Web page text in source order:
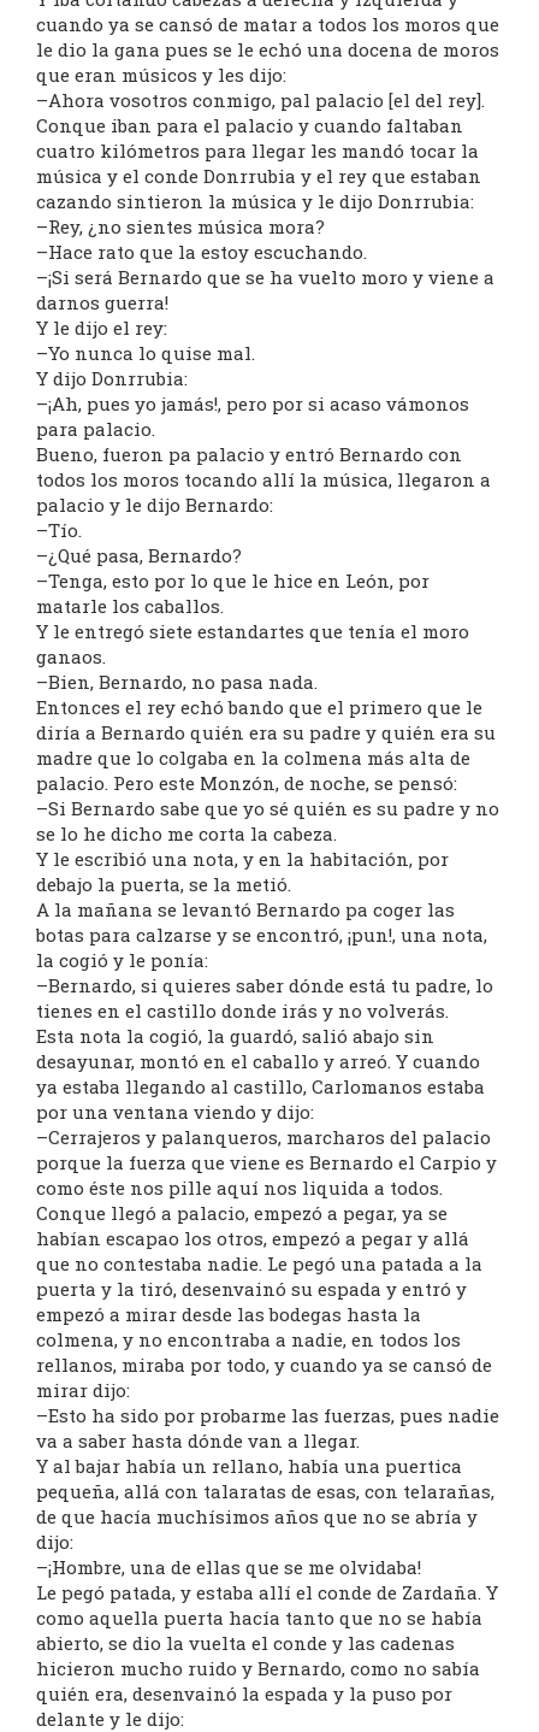
cuando ya se cansó de matar a todos los moros que
le dio la gana pues se le echó una docena de moros
que eran músicos y les dijo:
–Ahora vosotros conmigo, pal palacio [el del rey].
Conque iban para el palacio y cuando faltaban
cuatro kilómetros para llegar les mandó tocar la
música y el conde Donrrubia y el rey que estaban
cazando sintieron la música y le dijo Donrrubia:
–Rey, ¿no sientes música mora?
–Hace rato que la estoy escuchando.
–¡Si será Bernardo que se ha vuelto moro y viene a
darnos guerra!
Y le dijo el rey:
–Yo nunca lo quise mal.
Y dijo Donrrubia:
–¡Ah, pues yo jamás!, pero por si acaso vámonos
para palacio.
Bueno, fueron pa palacio y entró Bernardo con
todos los moros tocando allí la música, llegaron a
palacio y le dijo Bernardo:
–Tío.
–¿Qué pasa, Bernardo?
–Tenga, esto por lo que le hice en León, por
matarle los caballos.
Y le entregó siete estandartes que tenía el moro
ganaos.
–Bien, Bernardo, no pasa nada.
Entonces el rey echó bando que el primero que le
diría a Bernardo quién era su padre y quién era su
madre que lo colgaba en la colmena más alta de
palacio. Pero este Monzón, de noche, se pensó:
–Si Bernardo sabe que yo sé quién es su padre y no
se lo he dicho me corta la cabeza.
Y le escribió una nota, y en la habitación, por
debajo la puerta, se la metió.
A la mañana se levantó Bernardo pa coger las
botas para calzarse y se encontró, ¡pun!, una nota,
la cogió y le ponía:
–Bernardo, si quieres saber dónde está tu padre, lo
tienes en el castillo donde irás y no volverás.
Esta nota la cogió, la guardó, salió abajo sin
desayunar, montó en el caballo y arreó. Y cuando
ya estaba llegando al castillo, Carlomanos estaba
por una ventana viendo y dijo:
–Cerrajeros y palanqueros, marcharos del palacio
porque la fuerza que viene es Bernardo el Carpio y
como éste nos pille aquí nos liquida a todos.
Conque llegó a palacio, empezó a pegar, ya se
habían escapao los otros, empezó a pegar y allá
que no contestaba nadie. Le pegó una patada a la
puerta y la tiró, desenvainó su espada y entró y
empezó a mirar desde las bodegas hasta la
colmena, y no encontraba a nadie, en todos los
rellanos, miraba por todo, y cuando ya se cansó de
mirar dijo:
–Esto ha sido por probarme las fuerzas, pues nadie
va a saber hasta dónde van a llegar.
Y al bajar había un rellano, había una puertica
pequeña, allá con talaratas de esas, con telarañas,
de que hacía muchísimos años que no se abría y
dijo:
–¡Hombre, una de ellas que se me olvidaba!
Le pegó patada, y estaba allí el conde de Zardaña. Y
como aquella puerta hacía tanto que no se había
abierto, se dio la vuelta el conde y las cadenas
hicieron mucho ruido y Bernardo, como no sabía
quién era, desenvainó la espada y la puso por
delante y le dijo: